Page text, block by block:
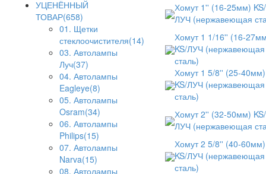
УЦЕНЁННЫЙ
ТОВАР(658)
01. Щетки
стеклоочистителя(14)
03. Автолампы
Луч(37)
04. Автолампы
Eagleye(8)
05. Автолампы
Osram(34)
06. Автолампы
Philips(15)
07. Автолампы
Narva(15)
08. Автолампы
Хомут 1'' (16-25мм) KS/
ЛУЧ (нержавеющая
Хомут 1 1/16'' (16-
KS/ЛУЧ (нержавеющая
сталь)
Хомут 1 5/8'' (25-40мм)
KS/ЛУЧ (нержавеющая
сталь)
Хомут 2'' (32-50мм) KS/
ЛУЧ (нержавеющая
Хомут 2 5/8'' (40-60мм)
KS/ЛУЧ (нержавеющая
сталь)